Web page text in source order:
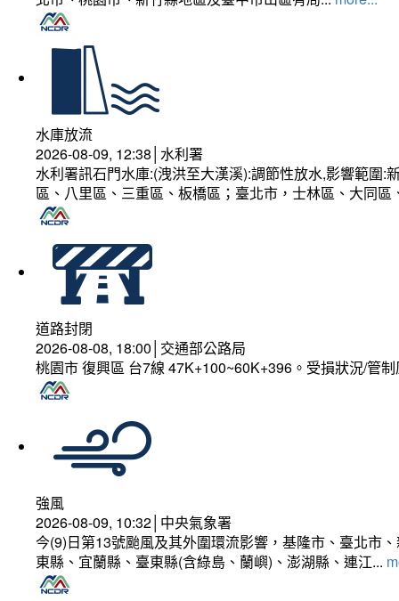
水庫放流
2026-08-09, 12:38│水利署
水利署訊石門水庫:(洩洪至大漢溪):調節性放水,影響範圍
區、八里區、三重區、板橋區；臺北市，士林區、大同
道路封閉
2026-08-08, 18:00│交通部公路局
桃園市 復興區 台7線 47K+100~60K+396。受損狀況/管
強風
2026-08-09, 10:32│中央氣象署
今(9)日第13號颱風及其外圍環流影響，基隆市、臺北市
東縣、宜蘭縣、臺東縣(含綠島、蘭嶼)、澎湖縣、連江...